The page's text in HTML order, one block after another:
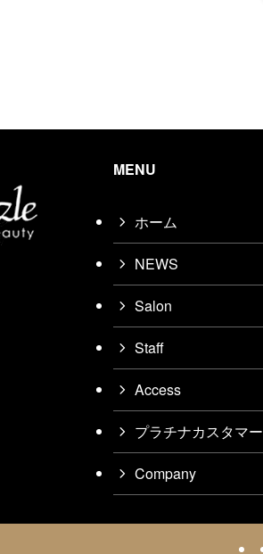
MENU
ホーム
NEWS
Salon
Staff
Access
プラチナカスタマー
Company